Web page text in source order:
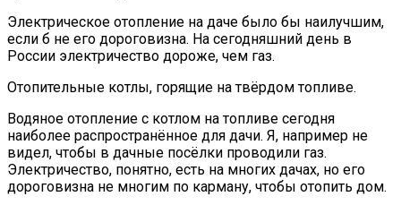
Электрическое отопление на даче было бы наилучшим,
если б не его дороговизна. На сегодняшний день в
России электричество дороже, чем газ.
Отопительные котлы, горящие на твёрдом топливе.
Водяное отопление с котлом на топливе сегодня
наиболее распространённое для дачи. Я, например не
видел, чтобы в дачные посёлки проводили газ.
Электричество, понятно, есть на многих дачах, но его
дороговизна не многим по карману, чтобы отопить дом.